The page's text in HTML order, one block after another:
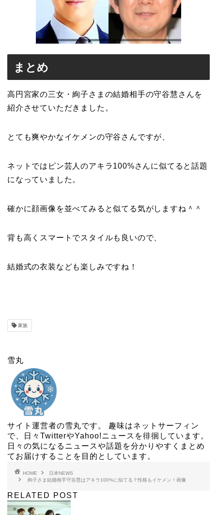
まとめ
高円宮家の三女・絢子さまの結婚相手の守谷慧さんを
紹介させていただきました。
とても爽やかなイケメンの守谷さんですが、
ネットではピン芸人のアキラ100%さんに似てると話題
になっていました。
確かに顔画像を並べてみると似てる気がしますね＾＾
背も高くスマートでスタイルも良いので、
結婚式の衣装なども楽しみですね！
家族
雪丸
サイト運営者の雪丸です。 趣味はネットサーフィン
で、日々TwitterやYahoo!ニュースを徘徊しています。
日々の気になるニュースや話題を分かりやすくまとめ
てお届けすることを目的としています。
HOME
日本NEWS
絢子さま結婚相手守谷慧はアキラ100%に似てる？性格もイケメン！画像
RELATED POST